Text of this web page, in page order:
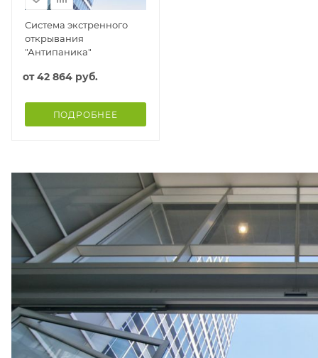
Система экстренного
открывания
"Антипаника"
от42 864 руб.
ПОДРОБНЕЕ